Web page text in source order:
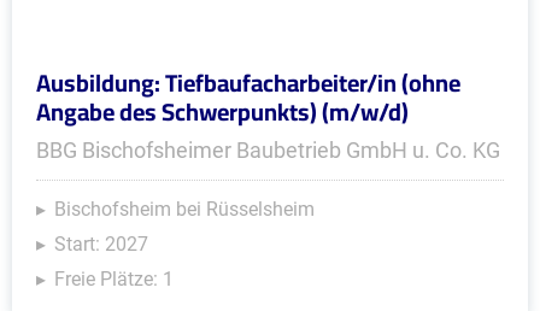
Ausbildung: Tiefbaufacharbeiter/in (ohne
Angabe des Schwerpunkts) (m/w/d)
BBG Bischofsheimer Baubetrieb GmbH u. Co. KG
Bischofsheim bei Rüsselsheim
Start: 2027
Freie Plätze: 1